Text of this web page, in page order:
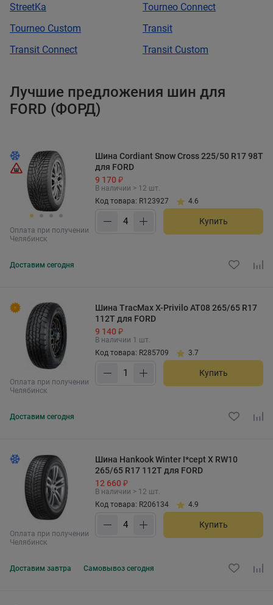
StreetKa
Tourneo Connect
Tourneo Custom
Transit
Transit Connect
Transit Custom
Лучшие предложения шин для
FORD (ФОРД)
Оплата при получении
Челябинск
Шина Cordiant Snow Cross 225/50 R17 98T
для FORD
9 170 ₽
В наличии > 12 шт.
Код товара: R123927
4.6
Купить
Доставим сегодня
Оплата при получении
Челябинск
Шина TracMax X-Privilo AT08 265/65 R17
112T для FORD
9 140 ₽
В наличии 1 шт.
Код товара: R285709
3.7
Купить
Доставим сегодня
Оплата при получении
Челябинск
Шина Hankook Winter I*cept X RW10
265/65 R17 112T для FORD
12 660 ₽
В наличии > 12 шт.
Код товара: R206134
4.9
Купить
Доставим завтра Самовывоз сегодня